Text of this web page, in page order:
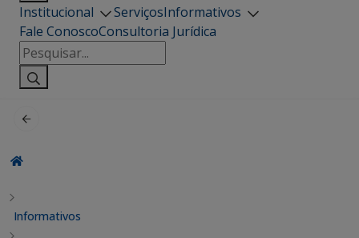
Institucional ServiçosInformativos
Fale ConoscoConsultoria Jurídica
Pesquisar
por:
Informativos